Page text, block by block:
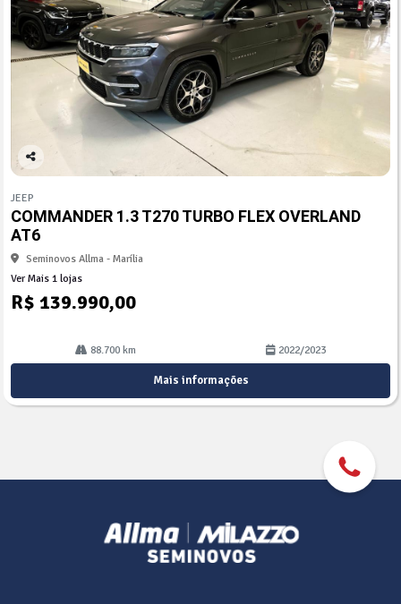
arti
lhe
JEEP
COMMANDER 1.3 T270 TURBO FLEX OVERLAND
AT6
Seminovos Allma - Marília
Ver Mais 1 lojas
R$ 139.990,00
88.700 km 2022/2023
Mais informações